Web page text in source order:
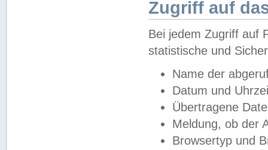
Zugriff auf
Bei jedem Zugriff auf
statistische und
Name der
Datum und
Übertragene
Meldung, ob der
Browsertyp und